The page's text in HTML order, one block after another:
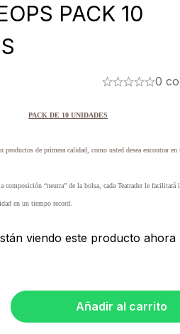
PACK 10
0
PACK DE 10 UNIDADES
productos de primera calidad, como usted desea encontrar en
“neutra” de la bolsa, cada Teatrader le facilitará
en un tiempo record.
viendo este producto ahora
Añadir al carrito